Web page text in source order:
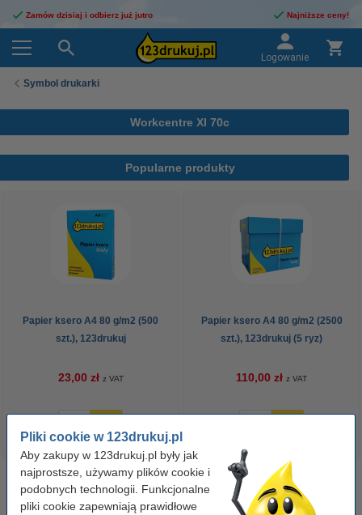
Pliki cookie w 123drukuj.pl
Aby zakupy w 123drukuj.pl były jak
najprostsze, używamy plików cookie i
podobnych technologii. Funkcjonalne
pliki cookie zapewniają prawidłowe
Zamów dzisiaj i odbierz już jutro Najniższe ceny!
Logowanie
Symbol drukarki
Workcentre XI 70c
Popularne produkty
Papier ksero A4 80 g/m2 (500
szt.), 123drukuj
23,00 zł z VAT
Papier ksero A4 80 g/m2 (2500
szt.), 123drukuj (5 ryz)
110,00 zł z VAT